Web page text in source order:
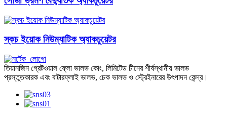
স্কচ ইয়োক নিউম্যাটিক অ্যাকচুয়েটর
তিয়ানজিন গ্রেটওয়াল ফ্লো ভালভ কোং, লিমিটেড চীনের শীর্ষস্থানীয় ভালভ
প্রস্তুতকারক এবং বাটারফ্লাই ভালভ, চেক ভালভ ও স্ট্রেইনারের উৎপাদন কেন্দ্র।